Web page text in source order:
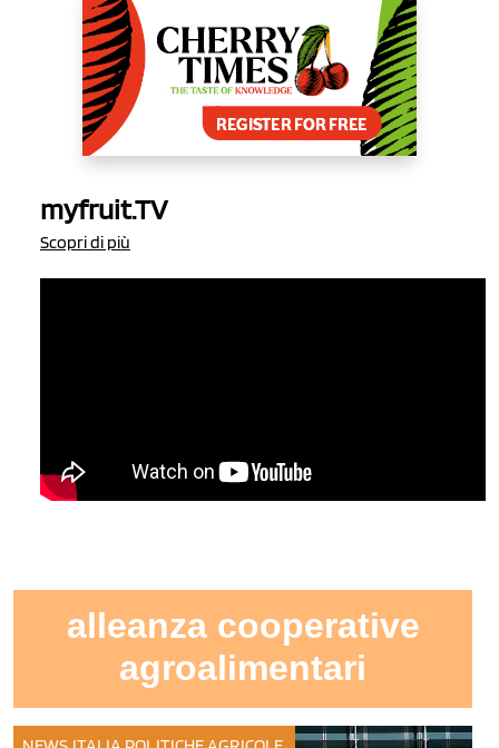
myfruit.TV
Scopri di più
alleanza cooperative
agroalimentari